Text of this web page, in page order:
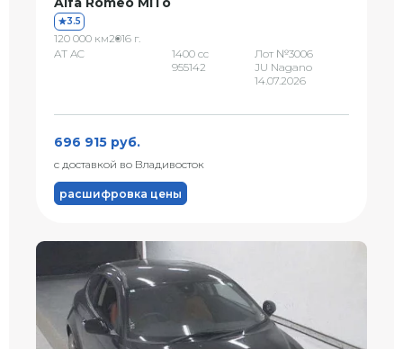
3.5
120 000 км2016 г.
AT AC
1400 сс
955142
Лот №3006
JU Nagano
14.07.2026
696 915 руб.
с доставкой во Владивосток
расшифровка цены